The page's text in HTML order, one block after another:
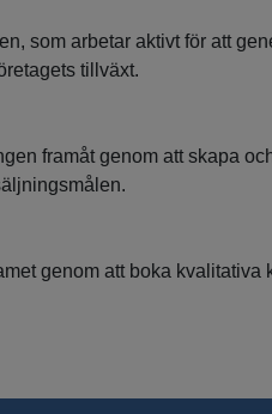
som arbetar aktivt för att
tillväxt.
framåt genom att skapa
genom att boka